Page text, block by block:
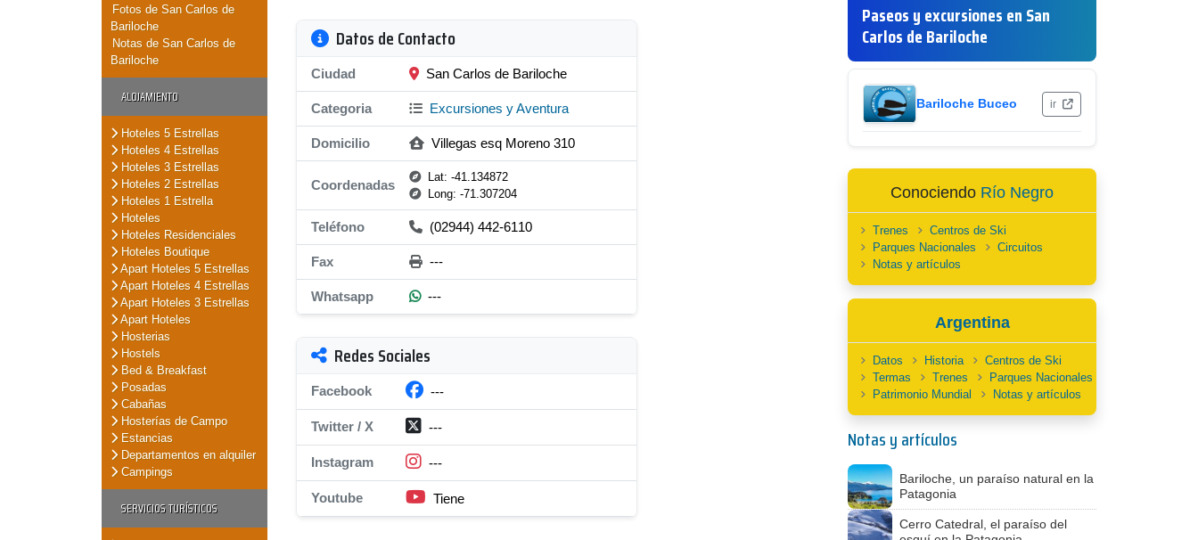
Fotos de San Carlos de
Bariloche
Notas de San Carlos de
Bariloche
ALOJAMIENTO
Hoteles 5 Estrellas
Hoteles 4 Estrellas
Hoteles 3 Estrellas
Hoteles 2 Estrellas
Hoteles 1 Estrella
Hoteles
Hoteles Residenciales
Hoteles Boutique
Apart Hoteles 5 Estrellas
Apart Hoteles 4 Estrellas
Apart Hoteles 3 Estrellas
Apart Hoteles
Hosterias
Hostels
Bed & Breakfast
Posadas
Cabañas
Hosterías de Campo
Estancias
Departamentos en alquiler
Campings
SERVICIOS TURÍSTICOS
Datos de Contacto
Ciudad San Carlos de Bariloche
Categoria Excursiones y Aventura
Domicilio Villegas esq Moreno 310
Coordenadas
Lat: -41.134872
Long: -71.307204
Teléfono (02944) 442-6110
Fax ---
Whatsapp ---
Redes Sociales
Facebook ---
Twitter / X ---
Instagram ---
Youtube Tiene
Paseos y excursiones en San
Carlos de Bariloche
Bariloche Buceo ir
Conociendo Río Negro
Trenes
Centros de Ski
Parques Nacionales
Circuitos
Notas y artículos
Argentina
Datos Historia
Centros de Ski
Termas
Trenes
Parques Nacionales
Patrimonio Mundial
Notas y artículos
Notas y artículos
Bariloche, un paraíso natural en la
Patagonia
Cerro Catedral, el paraíso del